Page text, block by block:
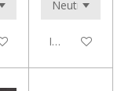
In den